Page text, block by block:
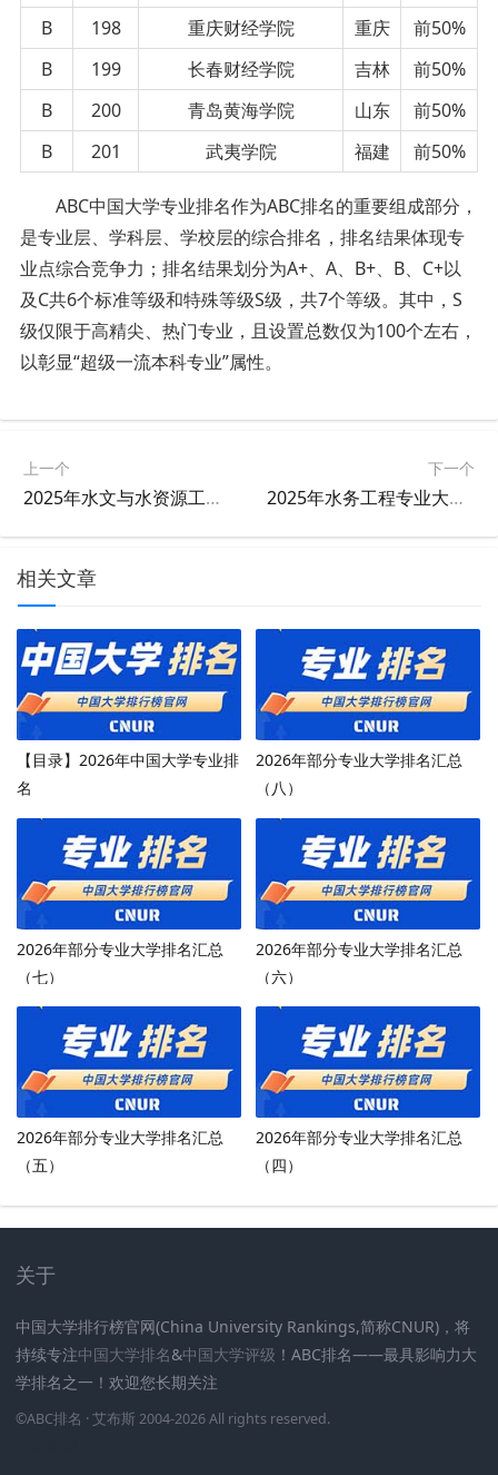
B
198 重庆财经学院 重庆
前50%
B
199 长春财经学院 吉林
前50%
B
200 青岛黄海学院 山东
前50%
B
201 武夷学院 福建 前50%
ABC中国大学专业排名作为ABC排名的重要组成部分，
是专业层、学科层、学校层的综合排名，排名结果体现专
业点综合竞争力；排名结果划分为A+、A、B+、B、C+以
及C共6个标准等级和特殊等级S级，共7个等级。其中，S
级仅限于高精尖、热门专业，且设置总数仅为100个左右，
以彰显“超级一流本科专业”属性。
上一个
2025年水文与水资源工程专业大学排名及评级结果
下一个
2025年水务工程专业大学排名及评级结果
相关文章
【目录】2026年中国大学专业排
名
2026年部分专业大学排名汇总
（八）
2026年部分专业大学排名汇总
（七）
2026年部分专业大学排名汇总
（六）
2026年部分专业大学排名汇总
（五）
2026年部分专业大学排名汇总
（四）
关于
中国大学排行榜官网(China University Rankings,简称CNUR)，将
持续专注中国大学排名&中国大学评级 ！ABC排名——最具影响力大
学排名之一！欢迎您长期关注
©ABC排名 · 艾布斯 2004-2026 All rights reserved.